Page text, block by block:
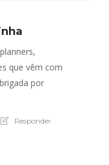
que vêm com
por
Responder